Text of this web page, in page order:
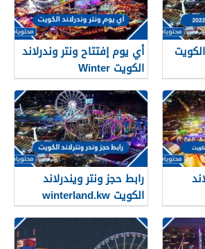
أي يوم إفتتاح ونتر وندرلاند
الكويت Winter
Wonderland Kuwait 2026
رابط حجز ونتر ويندرلاند
الكويت winterland.kw